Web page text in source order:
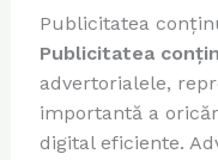
Publicitatea
Publicitatea
advertorialele,
importantă a
digital eficiente.